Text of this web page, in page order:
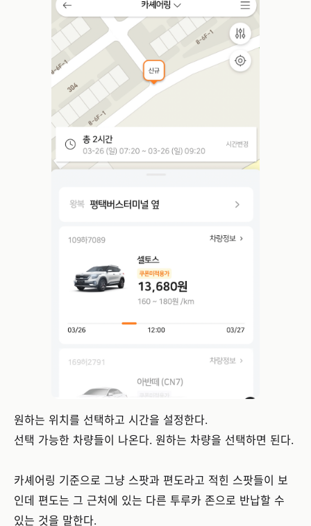
원하는 위치를 선택하고 시간을 설정한다.
선택 가능한 차량들이 나온다. 원하는 차량을 선택하면 된다.
카셰어링 기준으로 그냥 스팟과 편도라고 적힌 스팟들이 보
인데 편도는 그 근처에 있는 다른 투루카 존으로 반납할 수
있는 것을 말한다.